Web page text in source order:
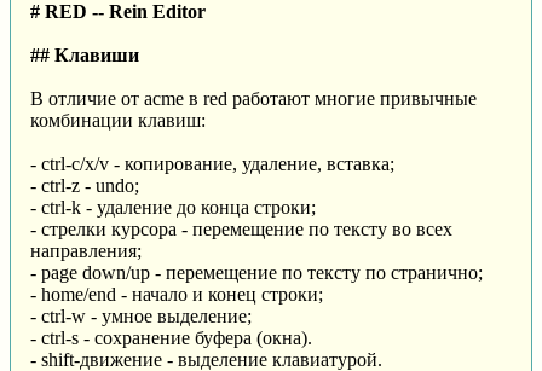
# RED -- Rein Editor
## Клавиши
В отличие от acme в red работают многие привычные
комбинации клавиш:
- ctrl-c/x/v - копирование, удаление, вставка;
- ctrl-z - undo;
- ctrl-k - удаление до конца строки;
- стрелки курсора - перемещение по тексту во всех
направления;
- page down/up - перемещение по тексту по странично;
- home/end - начало и конец строки;
- ctrl-w - умное выделение;
- ctrl-s - сохранение буфера (окна).
- shift-движение - выделение клавиатурой.